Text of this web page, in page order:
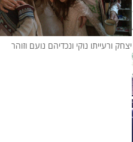
יצחק ורעייתו נוקי ונכדיהם נועם וזוהר